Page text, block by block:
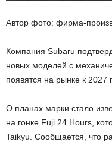
Автор фото: фирма-
Компания Subaru
новых моделей с
появятся на рынке к 2027
О планах марки стало
на гонке Fuji 24 Hours,
Taikyu. Сообщается, что